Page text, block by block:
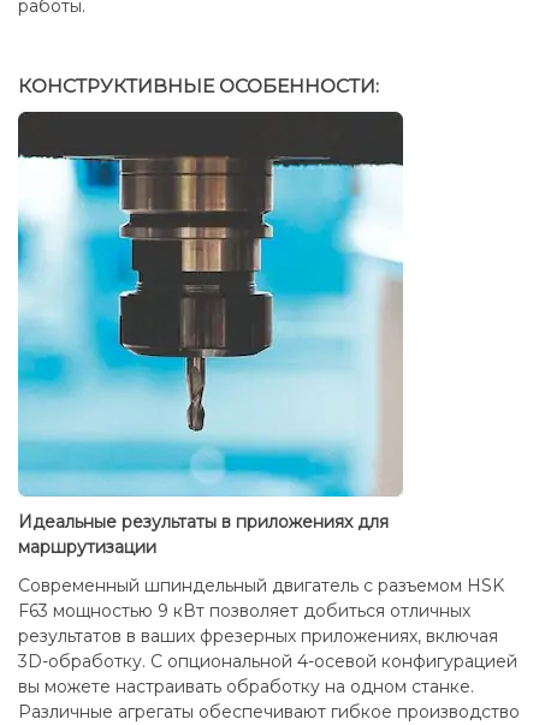
работы.
КОНСТРУКТИВНЫЕ ОСОБЕННОСТИ:
Идеальные результаты в приложениях для
маршрутизации
Современный шпиндельный двигатель с разъемом HSK
F63 мощностью 9 кВт позволяет добиться отличных
результатов в ваших фрезерных приложениях, включая
3D-обработку. С опциональной 4-осевой конфигурацией
вы можете настраивать обработку на одном станке.
Различные агрегаты обеспечивают гибкое производство